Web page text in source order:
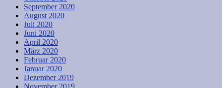
September 2020
August 2020
Juli 2020
Juni 2020
April 2020
März 2020
Februar 2020
Januar 2020
Dezember 2019
November 2019